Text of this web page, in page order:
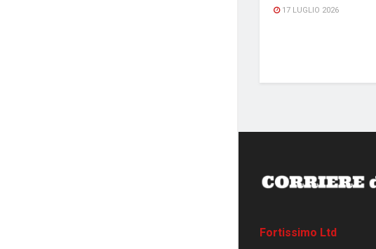
17 LUGLIO 2026
Fortissimo Ltd